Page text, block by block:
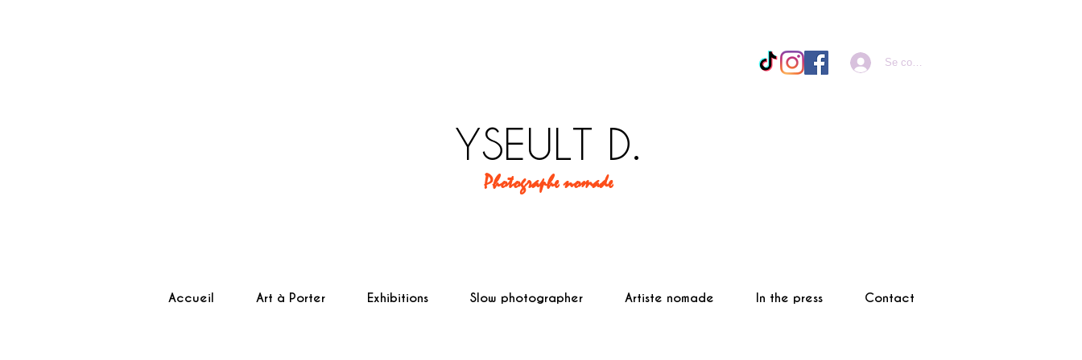
Se connecter
YSEULT D.
Photographe nomade
Accueil Art à Porter Exhibitions Slow photographer Artiste nomade In the press Contact